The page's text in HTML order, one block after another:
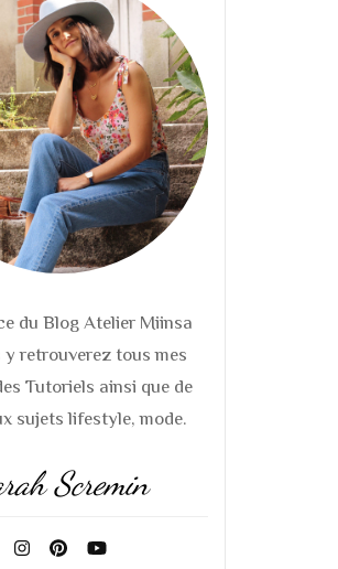
du Blog Atelier Miinsa
y retrouverez tous mes
Tutoriels ainsi que de
sujets lifestyle, mode.
Scremin